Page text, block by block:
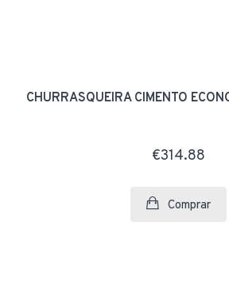
CHURRASQUEIRA CIMENTO
€314.88
Comprar